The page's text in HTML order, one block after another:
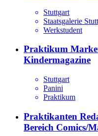
Stuttgart
Staatsgalerie
Werkstudent
Praktikum
Kindermagazine
Stuttgart
Panini
Praktikum
Praktikanten
Bereich Comics/